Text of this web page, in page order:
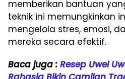
memberikan bantuan
teknik ini memungkinkan
mengelola stres, emosi,
mereka secara efektif.
Baca juga : Resep Uwel